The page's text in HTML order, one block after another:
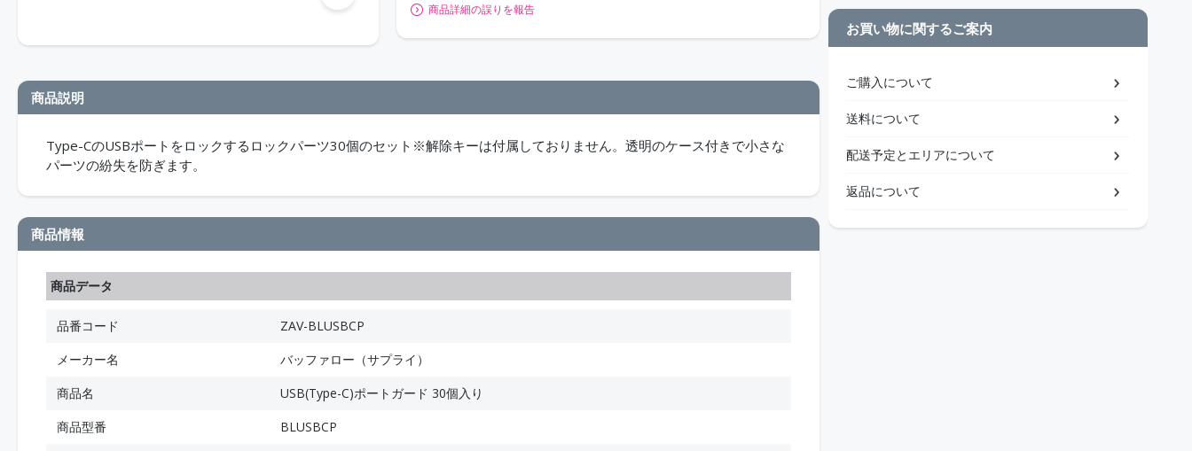
商品詳細の誤りを報告
商品説明
Type-CのUSBポートをロックするロックパーツ30個のセット※解除キーは付属しておりません。透明のケース付きで小さな
パーツの紛失を防ぎます。
商品情報
商品データ
品番コード
ZAV-BLUSBCP
メーカー名
バッファロー（サプライ）
商品名
USB(Type-C)ポートガード 30個入り
商品型番
BLUSBCP
お買い物に関するご案内
ご購入について
送料について
配送予定とエリアについて
返品について